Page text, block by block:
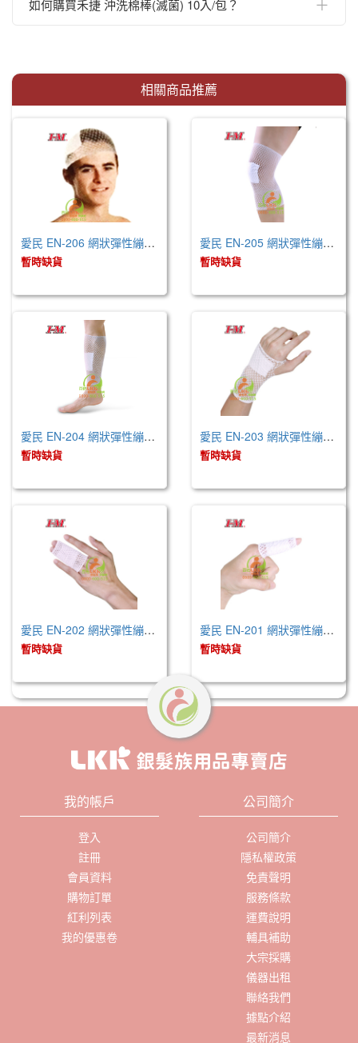
如何購買禾捷 沖洗棉棒(滅菌) 10入/包？
相關商品推薦
愛民 EN-206 網狀彈性繃帶-6號 (未滅菌 )
暫時缺貨
愛民 EN-205 網狀彈性繃帶-5號 (未滅菌 )
暫時缺貨
愛民 EN-204 網狀彈性繃帶-4號 (未滅菌)
暫時缺貨
愛民 EN-203 網狀彈性繃帶-3號 (未滅菌)
暫時缺貨
愛民 EN-202 網狀彈性繃帶-2號 (未滅菌)
暫時缺貨
愛民 EN-201 網狀彈性繃帶-1號 (未滅菌)
暫時缺貨
我的帳戶
登入
註冊
會員資料
購物訂單
紅利列表
我的優惠卷
公司簡介
公司簡介
隱私權政策
免責聲明
服務條款
運費說明
輔具補助
大宗採購
儀器出租
聯絡我們
據點介紹
最新消息